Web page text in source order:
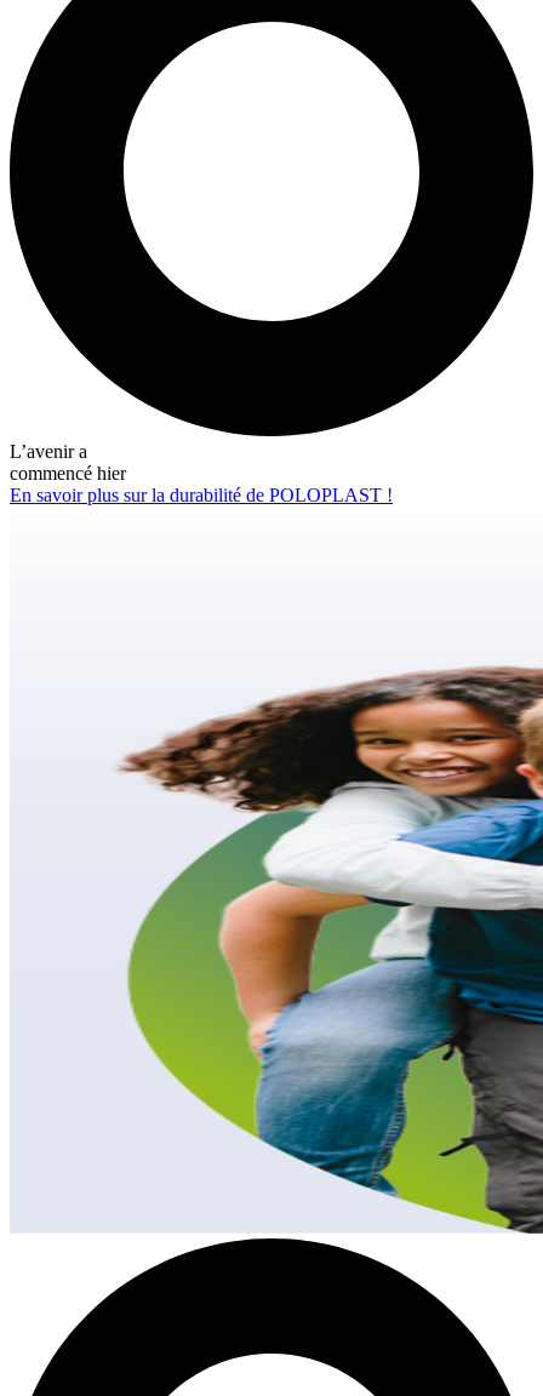
L’avenir a
commencé hier
En savoir plus sur la durabilité de POLOPLAST !